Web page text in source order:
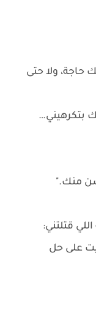
حاجة، ولا حتى
بتكرهيني…
منك."
قتلتني:
على حل